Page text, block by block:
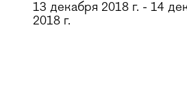
13 декабря 2018 г. - 14
2018 г.